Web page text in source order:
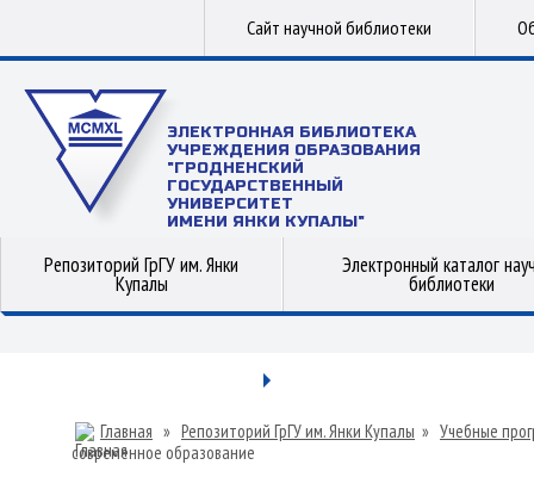
Сайт научной библиотеки
ЭЛЕКТРОННАЯ БИБЛИОТЕКА
УЧРЕЖДЕНИЯ ОБРАЗОВАНИЯ
"ГРОДНЕНСКИЙ
ГОСУДАРСТВЕННЫЙ
УНИВЕРСИТЕТ
ИМЕНИ ЯНКИ КУПАЛЫ"
Репозиторий ГрГУ им. Янки
Купалы
Электронный каталог
библиотеки
Главная » Репозиторий ГрГУ им. Янки Купалы » Учебные
современное образование